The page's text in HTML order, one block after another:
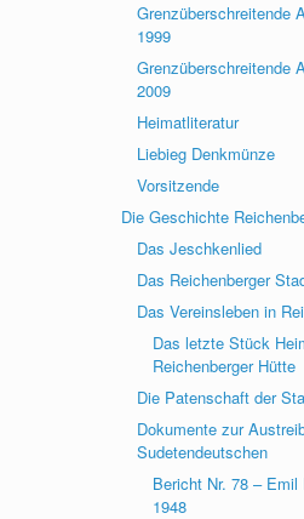
Grenzüberschreitende
1999
Grenzüberschreitende
2009
Heimatliteratur
Liebieg Denkmünze
Vorsitzende
Die Geschichte
Das Jeschkenlied
Das Reichenberger
Das Vereinsleben in
Das letzte Stück
Reichenberger Hütte
Die Patenschaft der
Dokumente zur
Sudetendeutschen
Bericht Nr. 78 – Emil
1948